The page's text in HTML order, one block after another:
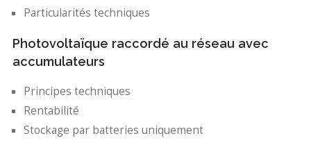
Particularités techniques
Photovoltaïque raccordé au réseau avec
accumulateurs
Principes techniques
Rentabilité
Stockage par batteries uniquement